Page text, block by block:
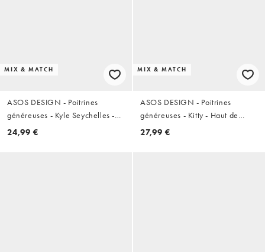
MIX & MATCH
ASOS DESIGN - Poitrines
généreuses - Kyle Seychelles -
Haut de bikini triangle à bonnets
24,99 €
MIX & MATCH
ASOS DESIGN - Poitrines
généreuses - Kitty - Haut de
bikini à armatures et imprimé
27,99 €